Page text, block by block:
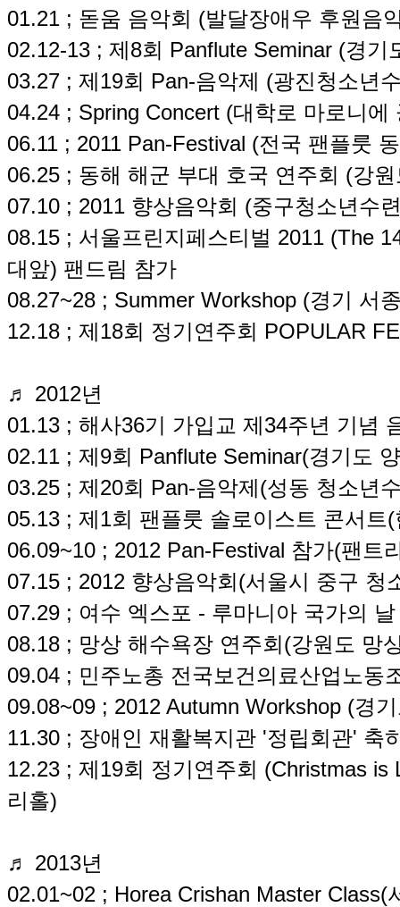
01.21 ; 돋움 음악회 (발달장애우 후원음
02.12-13 ; 제8회 Panflute Seminar (경기
03.27 ; 제19회 Pan-음악제 (광진청소년
04.24 ; Spring Concert (대학로 마로니에
06.11 ; 2011 Pan-Festival (전국 팬플룻
06.25 ; 동해 해군 부대 호국 연주회 (강
07.10 ; 2011 향상음악회 (중구청소년수
08.15 ; 서울프린지페스티벌 2011 (The
대앞) 팬드림 참가
08.27~28 ; Summer Workshop (경기 서
12.18 ; 제18회 정기연주회 POPULAR
♬ 2012년
01.13 ; 해사36기 가입교 제34주년 기념
02.11 ; 제9회 Panflute Seminar(경기도
03.25 ; 제20회 Pan-음악제(성동 청소년
05.13 ; 제1회 팬플룻 솔로이스트 콘서트
06.09~10 ; 2012 Pan-Festival 참가(팬트
07.15 ; 2012 향상음악회(서울시 중구 청
07.29 ; 여수 엑스포 - 루마니아 국가의
08.18 ; 망상 해수욕장 연주회(강원도 망
09.04 ; 민주노총 전국보건의료산업노동
09.08~09 ; 2012 Autumn Workshop (경
11.30 ; 장애인 재활복지관 '정립회관' 축
12.23 ; 제19회 정기연주회 (Christmas
리홀)
♬ 2013년
02.01~02 ; Horea Crishan Master